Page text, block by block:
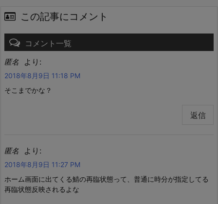
この記事にコメント
コメント一覧
匿名 より:
2018年8月9日 11:18 PM
そこまでかな？
返信
匿名 より:
2018年8月9日 11:27 PM
ホーム画面に出てくる鯖の再臨状態って、普通に時分が指定してる
再臨状態反映されるよな